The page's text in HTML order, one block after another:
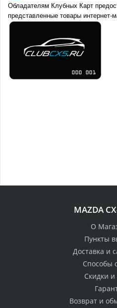
Обладателям Клубных Карт
представленные товары интернет-
MAZDA
О
Пункты
Доставка и
Способы
Скидки
Возврат и